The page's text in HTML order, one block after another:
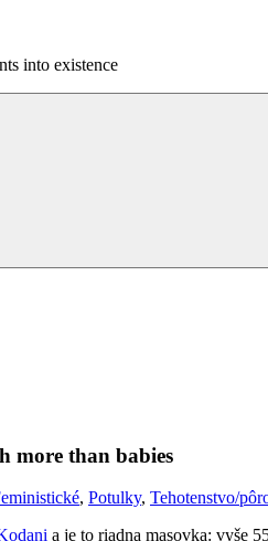
into existence
Menu
more than babies
, Potulky, Tehotenstvo/
a je to riadna masovka: vyše